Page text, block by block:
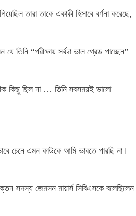
তারা তাকে একাকী হিসাবে বর্ণনা করেছে,
তিনি “পরীক্ষায় সর্বদা ভাল গ্রেড পাচ্ছেন”
কিছু ছিল না … তিনি সবসময়ই ভালো
চেনে এমন কাউকে আমি ভাবতে পারছি না।
সদস্য জেমসন মায়ার্স সিবিএসকে বলেছিলেন